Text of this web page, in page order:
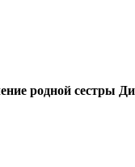
родной сестры